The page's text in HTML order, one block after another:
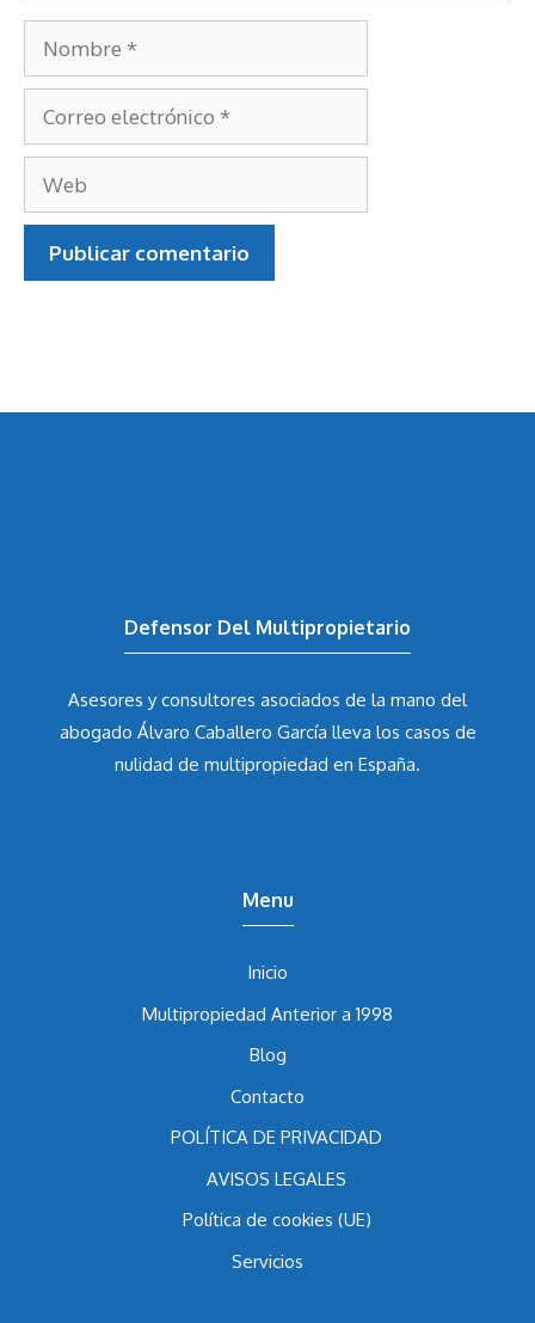
Nombre
Correo
electrónico
Web
Asesores y consultores asociados de la mano del
abogado Álvaro Caballero Garcíalleva los casos de
Inicio
Multipropiedad Anterior a 1998
Blog
Contacto
POLÍTICA DE PRIVACIDAD
AVISOS LEGALES
Política de cookies (UE)